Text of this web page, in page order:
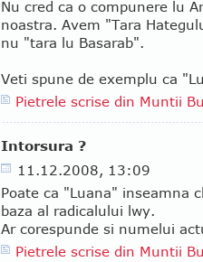
Nu cred ca o compunere lu
noastra. Avem "Tara
nu "tara lu Basarab".
Veti spune de exemplu ca
Pietrele scrise din Muntii
Intorsura ?
11.12.2008, 13:09
Poate ca "Luana" inseamna
baza al radicalului lwy.
Ar corespunde si numelui
Pietrele scrise din Muntii